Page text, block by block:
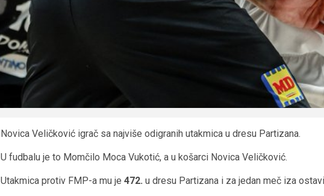
Novica Veličković igrač sa najviše odigranih utakmica u dresu Partizana.
U fudbalu je to Momčilo Moca Vukotić, a u košarci Novica Veličković.
Utakmica protiv FMP-a mu je 472. u dresu Partizana i za jedan meč iza